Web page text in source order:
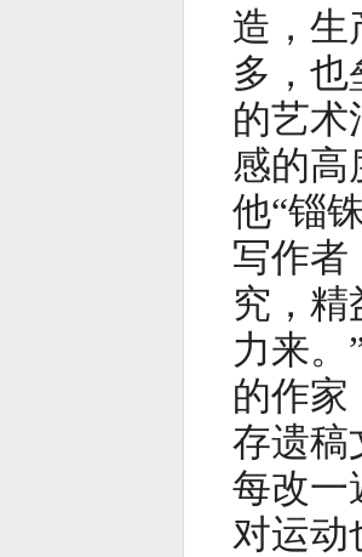
造，生
多，也
的艺术
感的高
他“锱
写作者
究，精
力来。
的作家
存遗稿
每改一
对运动